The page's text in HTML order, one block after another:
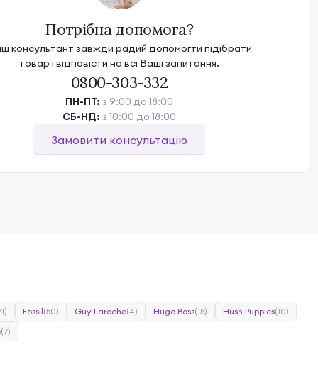
Потрібна допомога?
консультант завжди радий допомогти підібрати
товар і відповісти на всі Ваші запитання.
0800-303-332
ПН-ПТ: з 9:00 до 18:00
СБ-НД: з 10:00 до 18:00
Замовити консультацію
Fossil(50) Guy Laroche(4) Hugo Boss(15) Hush Puppies(10)
(7)